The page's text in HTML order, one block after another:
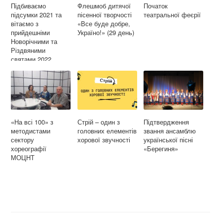
Підбиваємо
підсумки 2021 та
вітаємо з
прийдешніми
Новорічними та
Різдвяними
святами 2022
Флешмоб дитячої
пісенної творчості
«Все буде добре,
Україно!» (29 день)
Початок
театральної феєрії
«На всі 100» з
методистами
сектору
хореографії
МОЦНТ
Стрій – один з
головних елементів
хорової звучності
Підтвердження
звання ансамблю
української пісні
«Берегиня»